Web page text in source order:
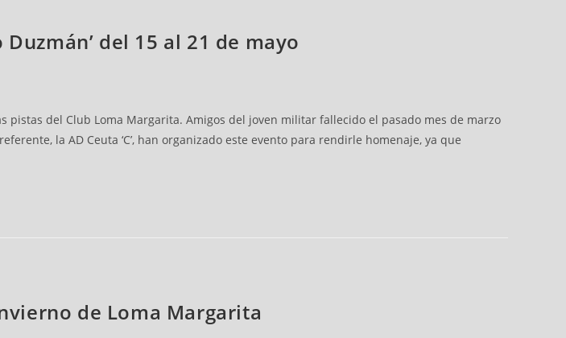
del 15 al 21 de mayo
pistas del Club Loma Margarita. Amigos del joven militar fallecido el pasado mes de marzo
la AD Ceuta ‘C’, han organizado este evento para rendirle homenaje, ya que
de Loma Margarita